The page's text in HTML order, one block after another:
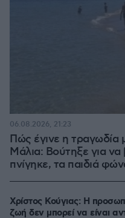
Πώς έγινε η τραγωδία
Μάλια: Βούτηξε για να
πνίγηκε, τα παιδιά
06.08.2026, 21:23
Χρίστος Κούγιας: Η
ζωή δεν μπορεί να είναι